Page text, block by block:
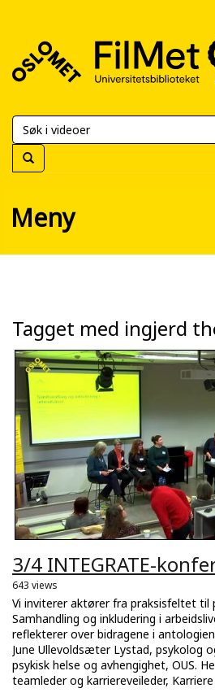
FilMet
Meny
Tagget med ingjerd
3/4 INTEGRATE-
643 views
Vi inviterer aktører fra praksisfeltet til
Samhandling og inkludering i
reflekterer over bidragene i
June Ullevoldsæter Lystad, psykolog
psykisk helse og avhengighet, OUS.
teamleder og karriereveileder, Karriere